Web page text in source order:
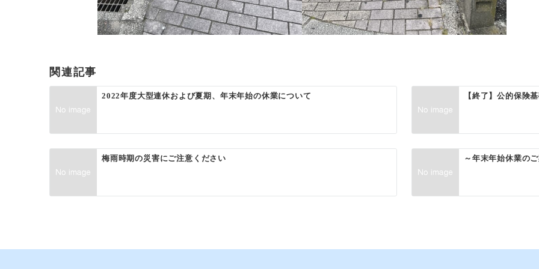
関連記事
2022年度大型連休および夏期、年末年始の休業について 【終了】公的保険
梅雨時期の災害にご注意ください ～年末年始休業の